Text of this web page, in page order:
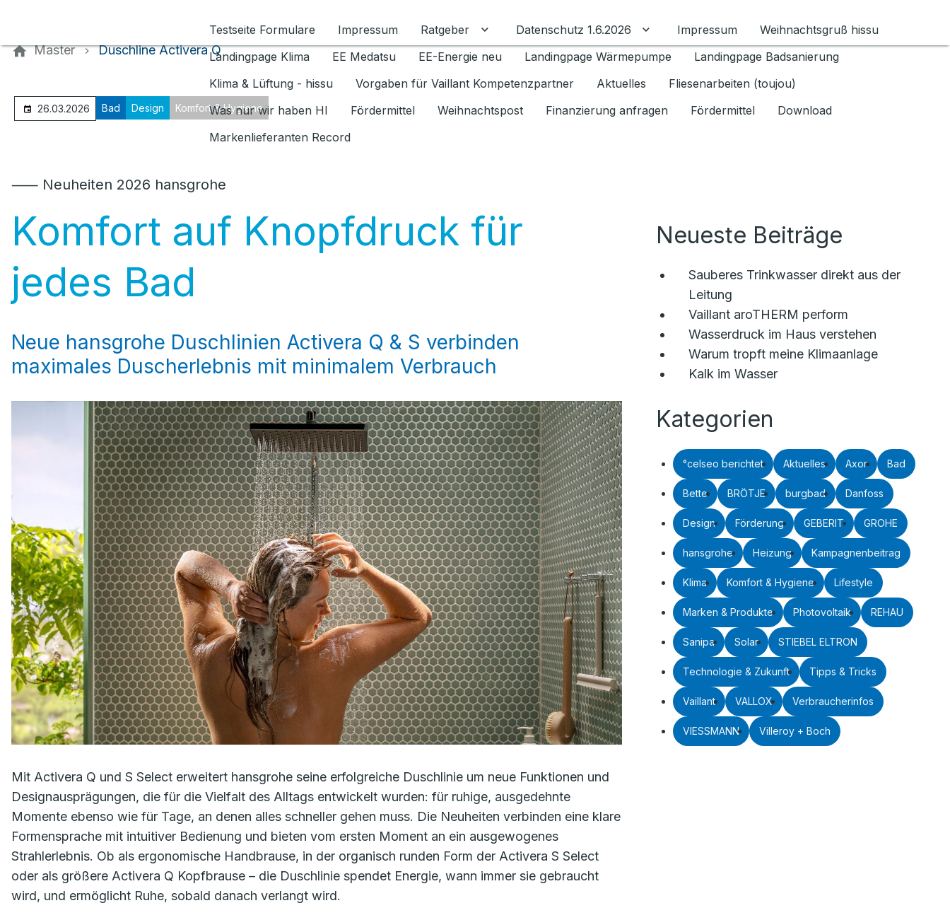
Testseite Formulare
Impressum Ratgeber Untermenü für Ratgeber umschalten
Datenschutz 1.6.2026 Untermenü für Datenschutz 1.6.2026 umschalten
Impressum
Weihnachtsgruß hissu
Landingpage Klima
EE Medatsu EE-Energie neu Landingpage Wärmepumpe
Landingpage Badsanierung
Klima & Lüftung - hissu
Vorgaben für Vaillant Kompetenzpartner Aktuelles
Fliesenarbeiten (toujou)
Was nur wir haben HI
Fördermittel Weihnachtspost Finanzierung anfragen Fördermittel
Download
Markenlieferanten Record
Master Duschline Activera Q
26.03.2026 Bad Design Komfort & Hygiene
⸺ Neuheiten 2026 hansgrohe
Komfort auf Knopfdruck für
jedes Bad
Neue hansgrohe Duschlinien Activera Q & S verbinden
maximales Duscherlebnis mit minimalem Verbrauch
Mit Activera Q und S Select erweitert hansgrohe seine erfolgreiche Duschlinie um neue Funktionen und
Designausprägungen, die für die Vielfalt des Alltags entwickelt wurden: für ruhige, ausgedehnte
Momente ebenso wie für Tage, an denen alles schneller gehen muss. Die Neuheiten verbinden eine klare
Formensprache mit intuitiver Bedienung und bieten vom ersten Moment an ein ausgewogenes
Strahlerlebnis. Ob als ergonomische Handbrause, in der organisch runden Form der Activera S Select
oder als größere Activera Q Kopfbrause – die Duschlinie spendet Energie, wann immer sie gebraucht
wird, und ermöglicht Ruhe, sobald danach verlangt wird.
Neueste Beiträge
Sauberes Trinkwasser direkt aus der
Leitung
Vaillant aroTHERM perform
Wasserdruck im Haus verstehen
Warum tropft meine Klimaanlage
Kalk im Wasser
Kategorien
°celseo berichtet Aktuelles Axor Bad
Bette BRÖTJE burgbad Danfoss
Design Förderung GEBERIT GROHE
hansgrohe Heizung Kampagnenbeitrag
Klima Komfort & Hygiene Lifestyle
Marken & Produkte Photovoltaik REHAU
Sanipa Solar STIEBEL ELTRON
Technologie & Zukunft Tipps & Tricks
Vaillant VALLOX Verbraucherinfos
VIESSMANN Villeroy + Boch